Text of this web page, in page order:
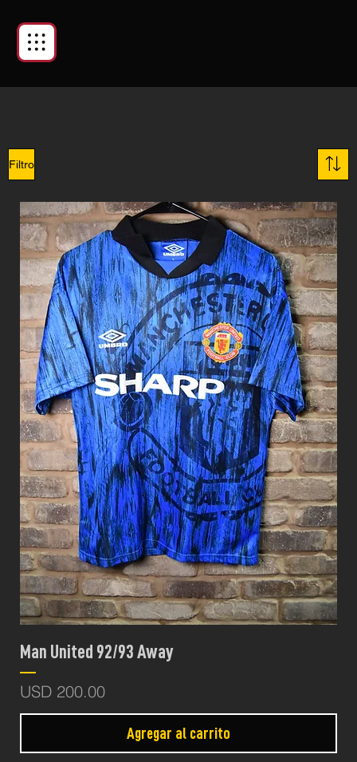
Filtro
Man United 92/93 Away
Precio
USD 200.00
Agregar al carrito